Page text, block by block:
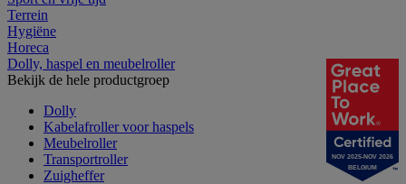
Terrein
Hygiëne
Horeca
Dolly, haspel en meubelroller
Bekijk de hele productgroep
Dolly
Kabelafroller voor haspels
Meubelroller
Transportroller
Zuigheffer
NOV 2025-NOV 2026
BELGIUM